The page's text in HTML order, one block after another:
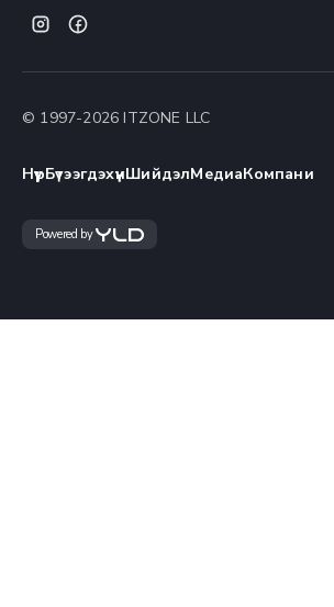
© 1997-2026 ITZONE LLC
НүүрБүтээгдэхүүнШийдэлМедиаКомпани
Powered by